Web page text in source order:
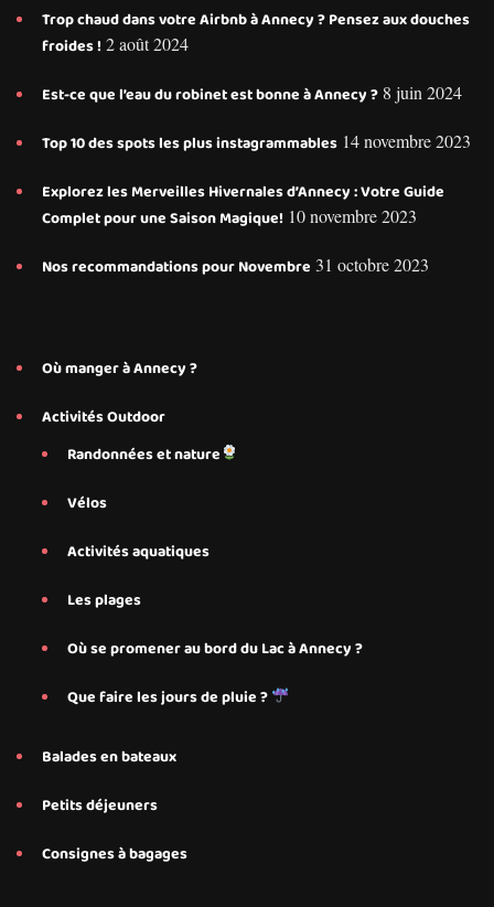
Trop chaud dans votre Airbnb à Annecy ? Pensez aux douches
froides ! 2 août 2024
Est-ce que l’eau du robinet est bonne à Annecy ? 8 juin 2024
Top 10 des spots les plus instagrammables 14 novembre 2023
Explorez les Merveilles Hivernales d’Annecy : Votre Guide
Complet pour une Saison Magique! 10 novembre 2023
Nos recommandations pour Novembre 31 octobre 2023
Où manger à Annecy ?
Activités Outdoor
Randonnées et nature
Vélos
Activités aquatiques
Les plages
Où se promener au bord du Lac à Annecy ?
Que faire les jours de pluie ?
Balades en bateaux
Petits déjeuners
Consignes à bagages